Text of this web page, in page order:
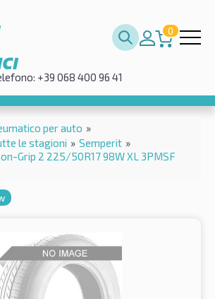
0
+39 068 400 96 41
per auto »
le stagioni » Semperit »
Grip 2 225/50R17 98W XL 3PMSF